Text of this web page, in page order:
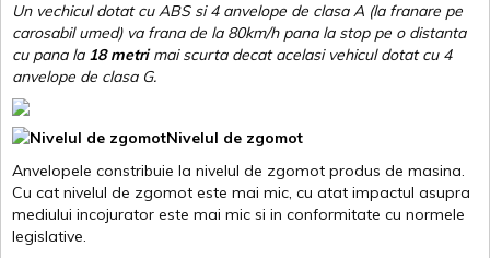
Un vechicul dotat cu ABS si 4 anvelope de clasa A (la franare pe
carosabil umed) va frana de la 80km/h pana la stop pe o distanta
cu pana la 18 metrimai scurta decat acelasi vehicul dotat cu 4
anvelope de clasa G.
Nivelul de zgomot
Anvelopele constribuie la nivelul de zgomot produs de masina.
Cu cat nivelul de zgomot este mai mic, cu atat impactul asupra
mediului incojurator este mai mic si in conformitate cu normele
legislative.